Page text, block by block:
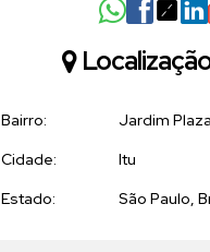
Bairro:
Jardim
Cidade:
Itu
Estado:
São Paulo,